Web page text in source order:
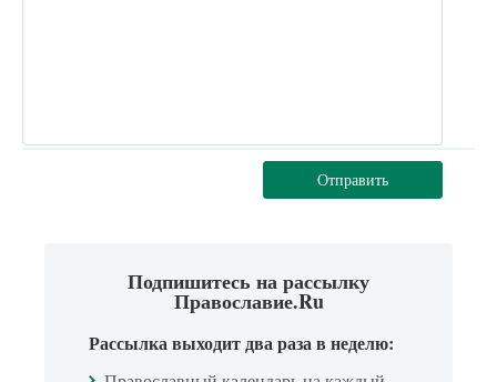
Отправить
Подпишитесь на рассылку
Православие.Ru
Рассылка выходит два раза в неделю: